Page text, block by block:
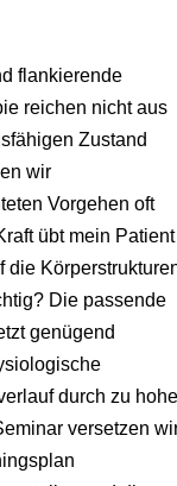
flankierende
reichen nicht aus
Zustand
wir
Vorgehen oft
übt mein Patient
die
Die passende
genügend
durch zu hohe
versetzen